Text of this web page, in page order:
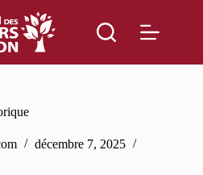
décembre 7, 2025